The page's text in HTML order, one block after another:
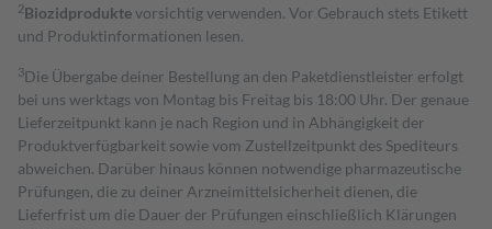
2Biozidproduktevorsichtig verwenden. Vor Gebrauch stets Etikett
und Produktinformationen lesen.
3Die Übergabe deiner Bestellung an den Paketdienstleister erfolgt
bei uns werktags von Montag bis Freitag bis 18:00 Uhr. Der genaue
Lieferzeitpunkt kann je nach Region und in Abhängigkeit der
Produktverfügbarkeit sowie vom Zustellzeitpunkt des Spediteurs
abweichen. Darüber hinaus können notwendige pharmazeutische
Prüfungen, die zu deiner Arzneimittelsicherheit dienen, die
Lieferfrist um die Dauer der Prüfungen einschließlich Klärungen